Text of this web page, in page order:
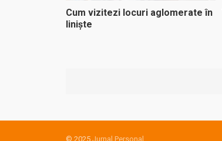
Cum vizitezi locuri aglomerate în
liniște
© 2025 Jurnal Personal